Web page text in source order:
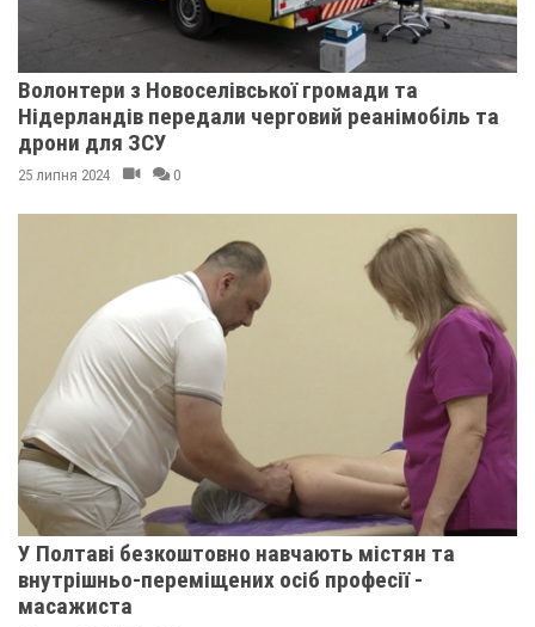
Волонтери з Новоселівської громади та
Нідерландів передали черговий реанімобіль та
дрони для ЗСУ
25 липня 2024 0
У Полтаві безкоштовно навчають містян та
внутрішньо-переміщених осіб професії -
масажиста